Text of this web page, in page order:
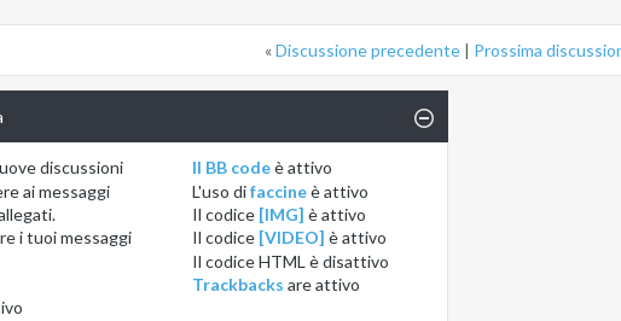
«Discussione precedente | Prossima
discussioni
ai messaggi
i tuoi messaggi
Il BB codeèattivo
L'uso difaccineèattivo
Il codice [IMG] èattivo
Il codice [VIDEO] èattivo
Il codice HTML èdisattivo
Trackbacks areattivo